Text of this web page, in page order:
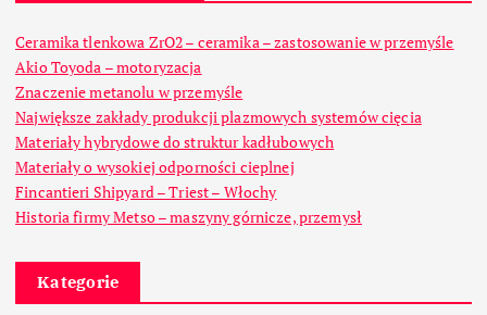
Ceramika tlenkowa ZrO2 – ceramika – zastosowanie w przemyśle
Akio Toyoda – motoryzacja
Znaczenie metanolu w przemyśle
Największe zakłady produkcji plazmowych systemów cięcia
Materiały hybrydowe do struktur kadłubowych
Materiały o wysokiej odporności cieplnej
Fincantieri Shipyard – Triest – Włochy
Historia firmy Metso – maszyny górnicze, przemysł
Kategorie